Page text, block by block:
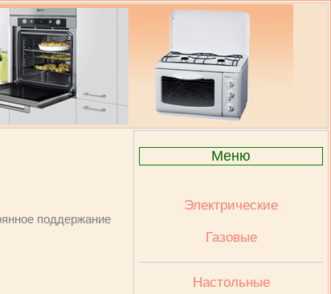
поддержание
Меню
Электрические
Газовые
Настольные